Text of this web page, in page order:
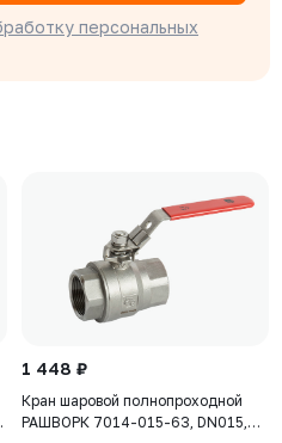
персональных
1 448 ₽
Кран шаровой полнопроходной
РАШВОРК 7014-015-63, DN015,